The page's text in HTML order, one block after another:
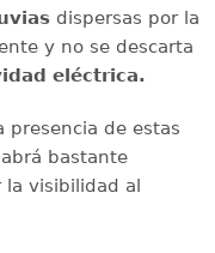
dispersas por la
y no se descarta
eléctrica.
presencia de estas
bastante
la visibilidad al